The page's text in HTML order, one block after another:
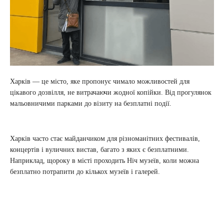
Харків — це місто, яке пропонує чимало можливостей для
цікавого дозвілля, не витрачаючи жодної копійки. Від прогулянок
мальовничими парками до візиту на безплатні події.
Харків часто стає майданчиком для різноманітних фестивалів,
концертів і вуличних вистав, багато з яких є безплатними.
Наприклад, щороку в місті проходить Ніч музеїв, коли можна
безплатно потрапити до кількох музеїв і галерей.